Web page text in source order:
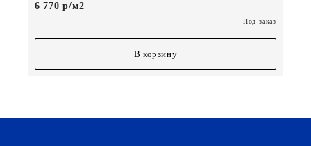
6 770 р/м2
Под заказ
В корзину